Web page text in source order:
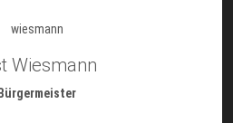
Wiesmann